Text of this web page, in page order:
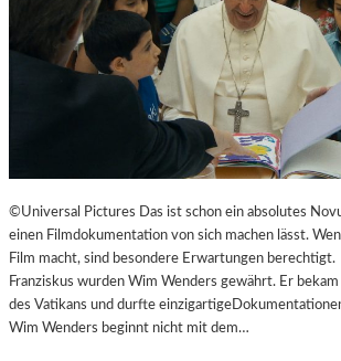
©Universal Pictures Das ist schon ein absolutes
einen Filmdokumentation von sich machen lässt.
Film macht, sind besondere Erwartungen berechtigt.
Franziskus wurden Wim Wenders gewährt. Er
des Vatikans und durfte
Wim Wenders beginnt nicht mit dem…